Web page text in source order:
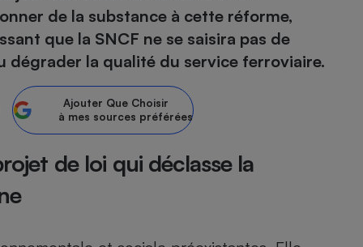
de la substance à cette réforme,
que la SNCF ne se saisira pas de
dégrader la qualité du service ferroviaire.
Ajouter Que Choisir
à mes sources préférées
de loi qui déclasse la
Circuits courts et
alimentation locale
congélateur
photovoltaïques
multifonction
santé
funèbres
Puériculture - Produit